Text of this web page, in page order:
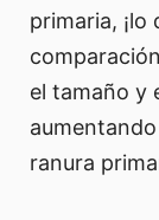
primaria, ¡lo
el tamaño y
ranura